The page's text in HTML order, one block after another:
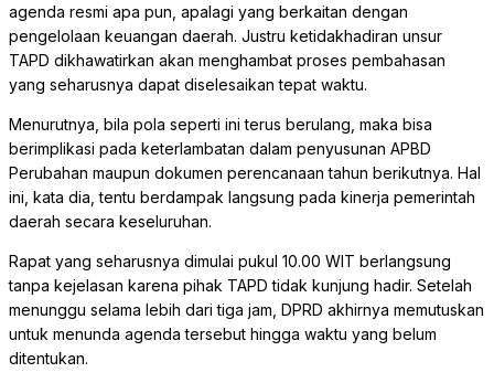
agenda resmi apa pun, apalagi yang berkaitan dengan
pengelolaan keuangan daerah. Justru ketidakhadiran unsur
TAPD dikhawatirkan akan menghambat proses pembahasan
yang seharusnya dapat diselesaikan tepat waktu.
Menurutnya, bila pola seperti ini terus berulang, maka bisa
berimplikasi pada keterlambatan dalam penyusunan APBD
Perubahan maupun dokumen perencanaan tahun berikutnya. Hal
ini, kata dia, tentu berdampak langsung pada kinerja pemerintah
daerah secara keseluruhan.
Rapat yang seharusnya dimulai pukul 10.00 WIT berlangsung
tanpa kejelasan karena pihak TAPD tidak kunjung hadir. Setelah
menunggu selama lebih dari tiga jam, DPRD akhirnya memutuskan
untuk menunda agenda tersebut hingga waktu yang belum
ditentukan.